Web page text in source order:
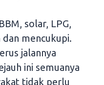
solar, LPG,
mencukupi.
jalannya
ini semuanya
tidak perlu